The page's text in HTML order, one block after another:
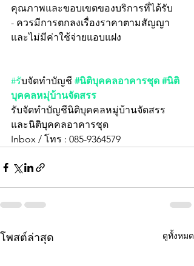
คุณภาพและขอบเขตของบริการที่ได้รับ
- ควรมีการตกลงเรื่องราคาตามสัญญา
และไม่มีค่าใช้จ่ายแอบแฝง
#รับจัดทำบัญชี #นิติบุคคลอาคารชุด #นิติ
บุคคลหมุ่บ้านจัดสรร
รับจัดทำบัญชีนิติบุคคลหมู่บ้านจัดสรร
และนิติบุคคลอาคารชุด
Inbox / โทร : 085-9364579
โพสต์ล่าสุด ดูทั้งหมด